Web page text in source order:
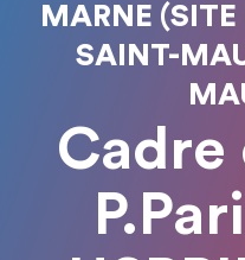
MARNE
SAINT-
Cadre